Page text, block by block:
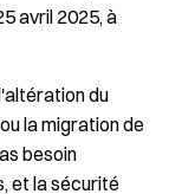
avril 2025, à
du
la migration de
besoin
et la sécurité